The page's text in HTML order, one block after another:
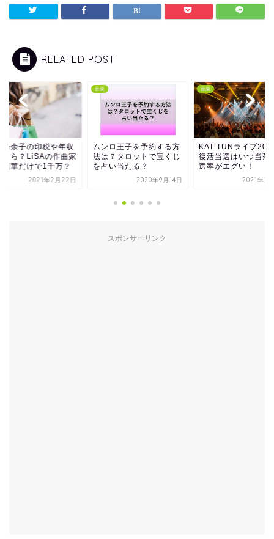
RELATED POST
華余子の印税や年収
くら？LiSAの作曲家
蓮華だけで1千万？
2021年2月22日
音楽
ムンロ王子を予約する方
法は？タロットで宝くじ
を占い当たる？
2020年9月14日
音楽
KAT-TUNライブ
復活当選はいつ当落
選率がエグい！
2021年2
スポンサーリンク